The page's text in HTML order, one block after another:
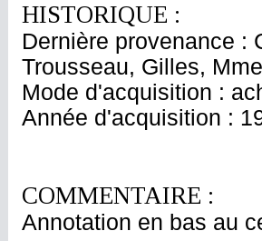
HISTORIQUE :
Dernière provenance :
Trousseau, Gilles,
Mode d'acquisition :
Année d'acquisition :
COMMENTAIRE :
Annotation en bas au